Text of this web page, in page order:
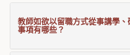
教師如欲以留職方式從事講學
事項有哪些？